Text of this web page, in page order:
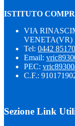
ISTITUTO
VIA
VENETA(VR)
Tel: 0442 85170
Email:
PEC:
C.F.:
Sezione Link